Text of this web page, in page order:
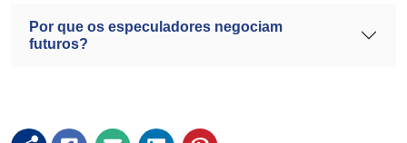
Por que os especuladores negociam
futuros?